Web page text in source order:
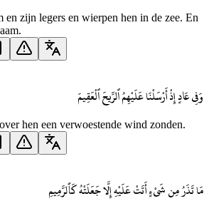
en zijn legers en wierpen hen in de zee. En
وَفِى عَادٍ إِذْ أَرْسَلْنَا عَلَيْهِمُ ٱلرِّيحَ ٱلْعَقِيمَ
hen een verwoestende wind zonden.
مَا تَذَرُ مِن شَىْءٍ أَتَتْ عَلَيْهِ إِلَّا جَعَلَتْهُ كَٱلرَّمِيمِ